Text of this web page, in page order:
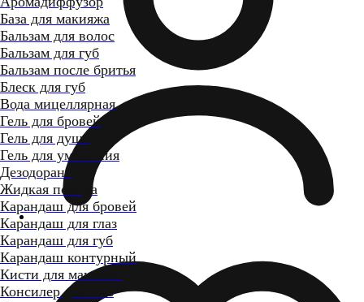
База для макияжа
Бальзам для волос
Бальзам для губ
Бальзам после бритья
Блеск для губ
Вода мицеллярная
Гель для бровей
Гель для душа
Гель для умывания
Дезодорант
Жидкая помада
Карандаш для бровей
Карандаш для глаз
Карандаш для губ
Карандаш контурный
Кисти для макияжа
Консилер для глаз